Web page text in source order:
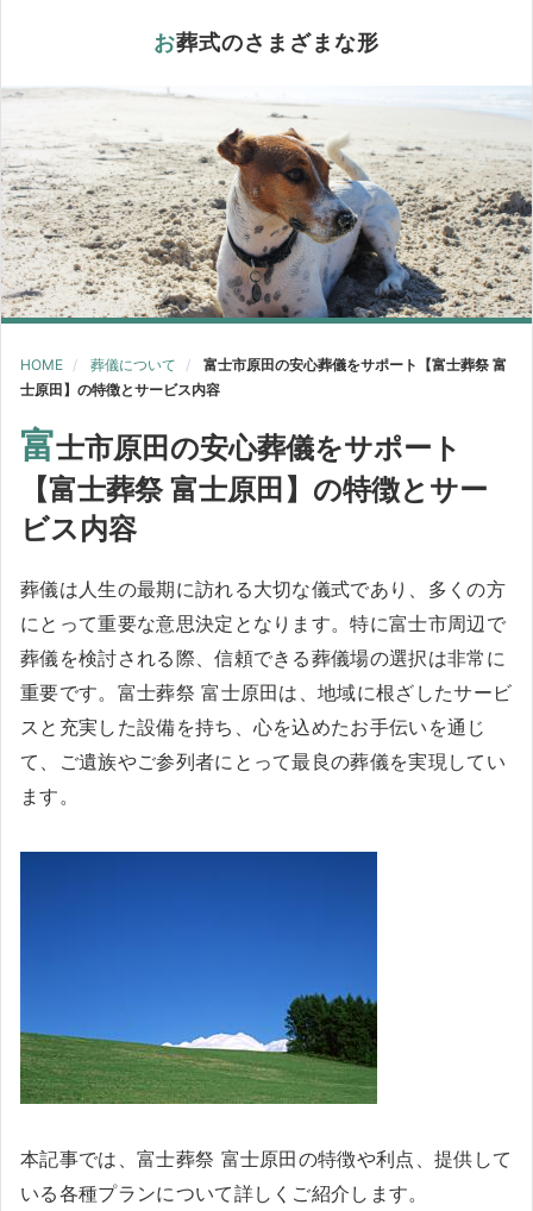
お葬式のさまざまな形
HOME 葬儀について
富士市原田の安心葬儀をサポート【富士葬祭 富
士原田】の特徴とサービス内容
富士市原田の安心葬儀をサポート
【富士葬祭 富士原田】の特徴とサー
ビス内容
葬儀は人生の最期に訪れる大切な儀式であり、多くの方
にとって重要な意思決定となります。特に富士市周辺で
葬儀を検討される際、信頼できる葬儀場の選択は非常に
重要です。富士葬祭 富士原田は、地域に根ざしたサービ
スと充実した設備を持ち、心を込めたお手伝いを通じ
て、ご遺族やご参列者にとって最良の葬儀を実現してい
ます。
本記事では、富士葬祭 富士原田の特徴や利点、提供して
いる各種プランについて詳しくご紹介します。